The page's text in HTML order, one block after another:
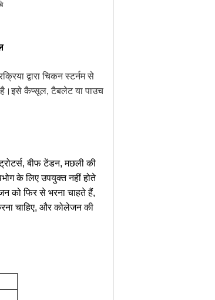
द्वारा चिकन स्टर्नम से
है।इसे कैप्सूल, टैबलेट या पाउच
बीफ टेंडन, मछली की
के लिए उपयुक्त नहीं होते
को फिर से भरना चाहते हैं,
चाहिए, और कोलेजन की